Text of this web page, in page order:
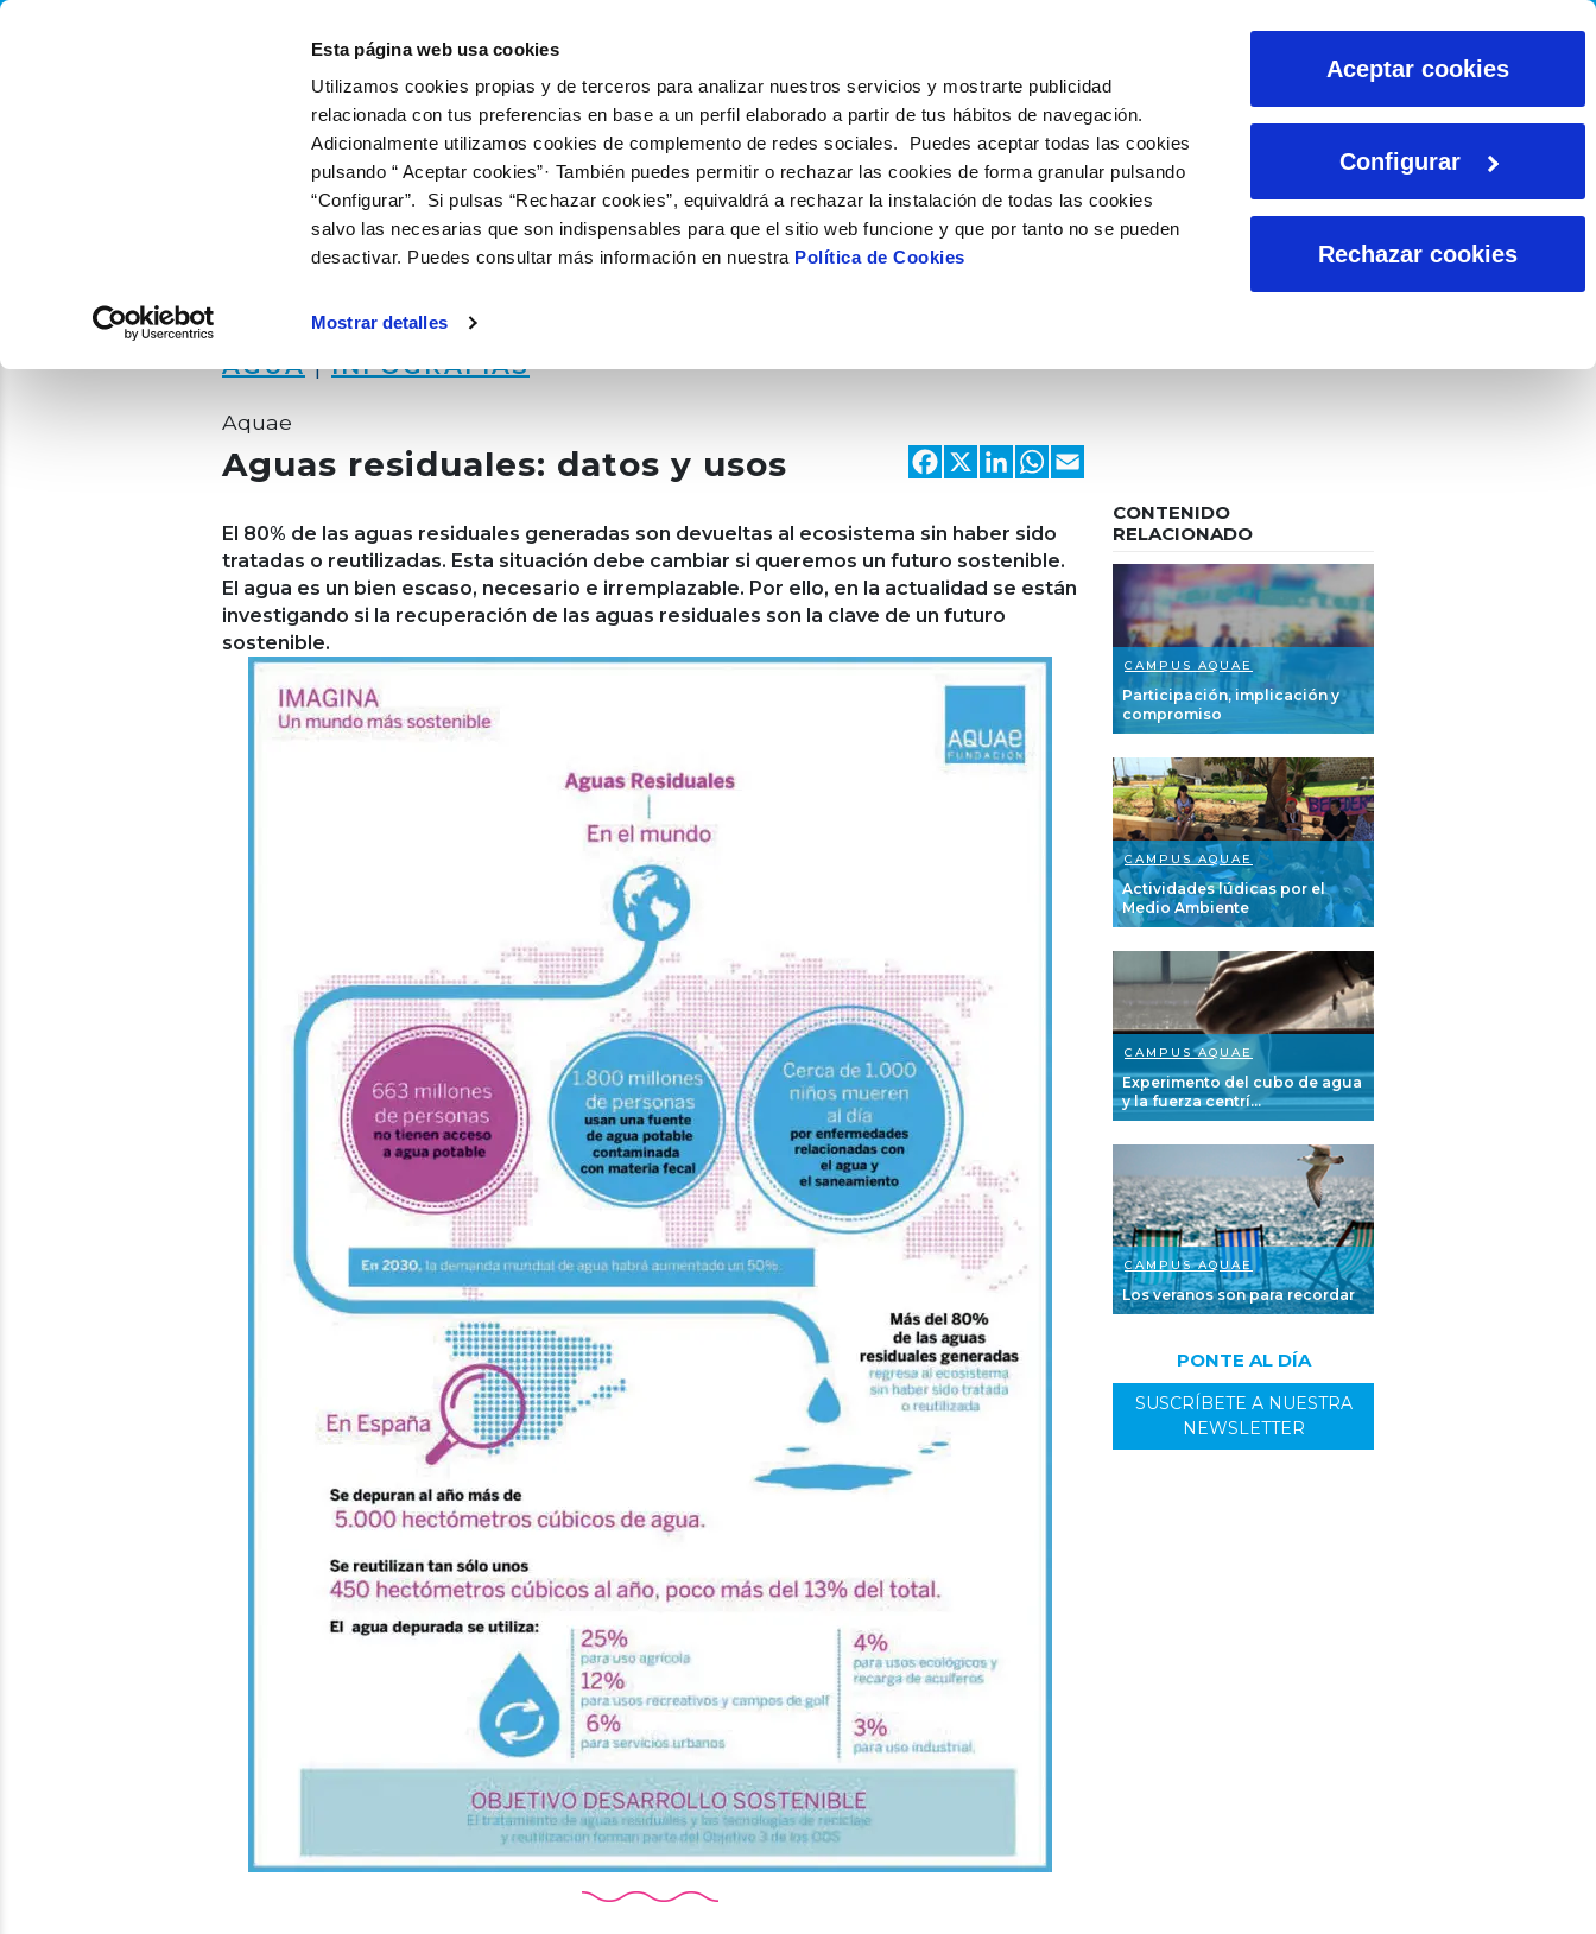
Esta página web usa cookies
Utilizamos cookies propias y de terceros para analizar nuestros servicios y mostrarte publicidad
relacionada con tus preferencias en base a un perfil elaborado a partir de tus hábitos de navegación.
Adicionalmente utilizamos cookies de complemento de redes sociales. Puedes aceptar todas las cookies
pulsando “ Aceptar cookies”· También puedes permitir o rechazar las cookies de forma granular pulsando
“Configurar”. Si pulsas “Rechazar cookies”, equivaldrá a rechazar la instalación de todas las cookies
salvo las necesarias que son indispensables para que el sitio web funcione y que por tanto no se pueden
desactivar. Puedes consultar más información en nuestra Política de Cookies
Mostrar detalles
Aceptar cookies
Configurar
Rechazar cookies
AGUA|INFOGRAFÍAS
Aquae
Aguas residuales: datos y usos Facebook
X LinkedIn
WhatsApp
El 80% de las aguas residuales generadas son devueltas al ecosistema sin haber sido
tratadas o reutilizadas. Esta situación debe cambiar si queremos un futuro sostenible.
El agua es un bien escaso, necesario e irremplazable. Por ello, en la actualidad se están
investigando si la recuperación de las aguas residuales son la clave de un futuro
sostenible.
CONTENIDO
RELACIONADO
CAMPUS AQUAE
Participación, implicación y
compromiso
CAMPUS AQUAE
Actividades lúdicas por el
Medio Ambiente
CAMPUS AQUAE
Experimento del cubo de agua
y la fuerza centrí...
CAMPUS AQUAE
Los veranos son para recordar
PONTE AL DÍA
SUSCRÍBETE A NUESTRA
NEWSLETTER